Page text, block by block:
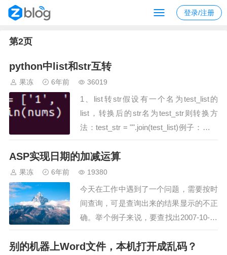
登录/注册
第2页
python中list和str互转
果冻 6年前 36019
1、list转str假设有一个名为test_list的
list，转换后的str名为test_str则转换方
法：test_str = "".join(test_list)例子：需要
注意的是该方法需要list中的元素为字符
型，若是整型，则需要先转换为字符型后
再转为str类型。2、str转list假设有一个名
为test_str的str，转换后的list名为test_list
则转换方法：test_list=list(test_str)例子：
以下几个内置的函数可以执行数据类型之
表示转换的值。函数描述int(x [,base])将x
ASP实现日期的加减运算
果冻 6年前 19380
今天在工作中遇到了一个问题，需要按时
间查询，可是查询出来的结果显示的不正
确。举个例子来说，要查找出2007-10-12
至2007-10-31之间在网站上注册的会员，
选择好日期后，点击“查询”按钮，发现
别的机器上Word文件，本机打开成乱码？